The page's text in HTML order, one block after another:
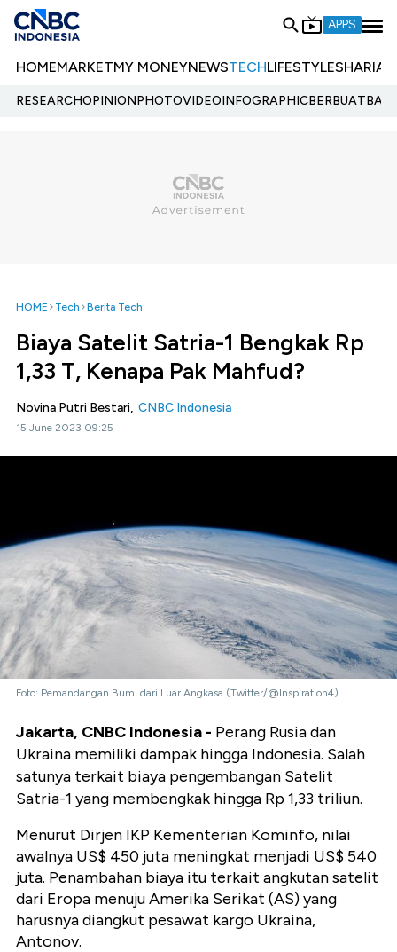
APPS
HOMEMARKETMY MONEYNEWSTECHLIFESTYLESHARIA
RESEARCHOPINIONPHOTOVIDEOINFOGRAPHIC
HOME Tech Berita Tech
Biaya Satelit Satria-1 Bengkak Rp
1,33 T, Kenapa Pak Mahfud?
Novina Putri Bestari, CNBC Indonesia
15 June 2023 09:25
Foto: Pemandangan Bumi dari Luar Angkasa (Twitter/@Inspiration4)
Jakarta, CNBC Indonesia - Perang Rusia dan
Ukraina memiliki dampak hingga Indonesia. Salah
satunya terkait biaya pengembangan Satelit
Satria-1 yang membengkak hingga Rp 1,33 triliun.
Menurut Dirjen IKP Kementerian Kominfo, nilai
awalnya US$ 450 juta meningkat menjadi US$ 540
juta. Penambahan biaya itu terkait angkutan satelit
dari Eropa menuju Amerika Serikat (AS) yang
harusnya diangkut pesawat kargo Ukraina,
Antonov.